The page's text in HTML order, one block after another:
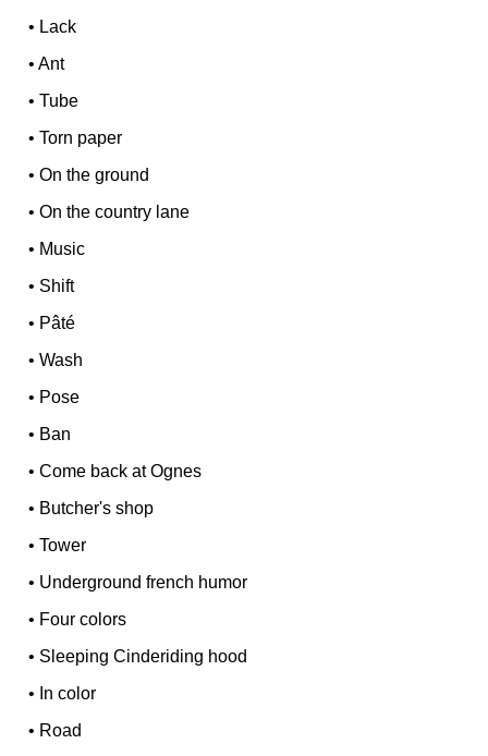
• Lack
•Ant
•Tube
•Torn paper
•On the ground
•On the country lane
• Music
• Shift
• Pâté
•Wash
• Pose
• Ban
•Come back at Ognes
• Butcher's shop
•Tower
• Underground french humor
• Four colors
• Sleeping Cinderiding hood
• In color
• Road